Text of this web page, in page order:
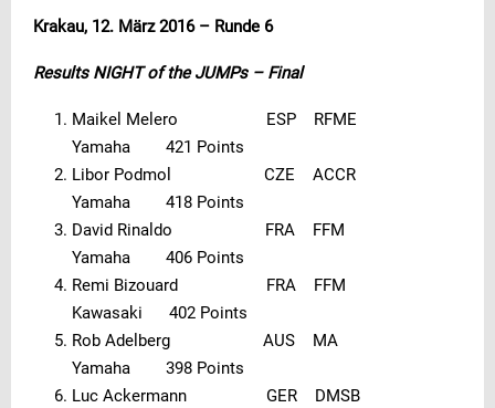
Krakau, 12. März 2016 – Runde 6
Results NIGHT of the JUMPs – Final
Maikel Melero ESP RFME
Yamaha 421 Points
Libor Podmol CZE ACCR
Yamaha 418 Points
David Rinaldo FRA FFM
Yamaha 406 Points
Remi Bizouard FRA FFM
Kawasaki 402 Points
Rob Adelberg AUS MA
Yamaha 398 Points
Luc Ackermann GER DMSB